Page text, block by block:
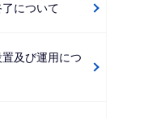
について
及び運用につ